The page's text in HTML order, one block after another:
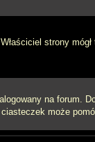
strony
na forum.
może